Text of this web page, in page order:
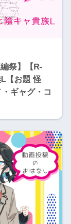
祭】【R-
【お題 怪
ギャグ・コ